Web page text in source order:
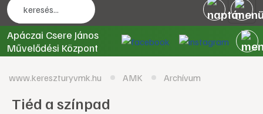
Apáczai Csere János
Művelődési Központ
www.kereszturyvmk.hu AMK Archívum
Tiéd a színpad